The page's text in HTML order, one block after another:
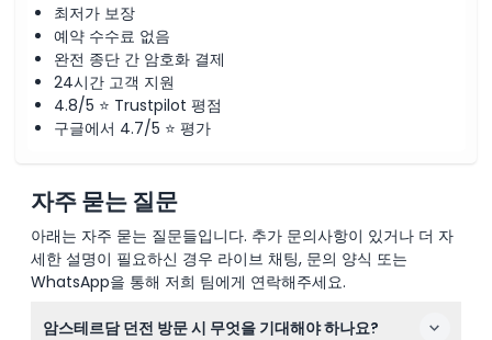
최저가 보장
예약 수수료 없음
완전 종단 간 암호화 결제
24시간 고객 지원
4.8/5 ⭐ Trustpilot 평점
구글에서 4.7/5 ⭐ 평가
자주 묻는 질문
아래는 자주 묻는 질문들입니다. 추가 문의사항이 있거나 더 자
세한 설명이 필요하신 경우 라이브 채팅, 문의 양식 또는
WhatsApp을 통해 저희 팀에게 연락해주세요.
암스테르담 던전 방문 시 무엇을 기대해야 하나요?